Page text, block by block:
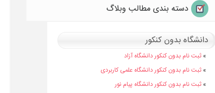
دسته بندی مطالب وبلاگ
دانشگاه بدون کنکور
» ثبت نام بدون کنکور دانشگاه آزاد
» ثبت نام بدون کنکور دانشگاه علمی کاربردی
» ثبت نام بدون کنکور دانشگاه پیام نور